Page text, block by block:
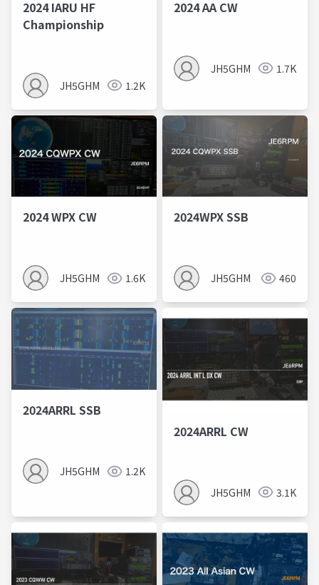
2024 IARU HF
Championship
JH5GHM 1.2K
2024 AA CW
JH5GHM 1.7K
2024 WPX CW
JH5GHM 1.6K
2024WPX SSB
JH5GHM 460
2024ARRL SSB
JH5GHM 1.2K
2024ARRL CW
JH5GHM 3.1K